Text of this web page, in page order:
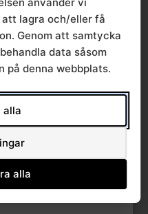
lagra och/eller få
Genom att samtycka
data såsom
på denna webbplats.
alla
alla